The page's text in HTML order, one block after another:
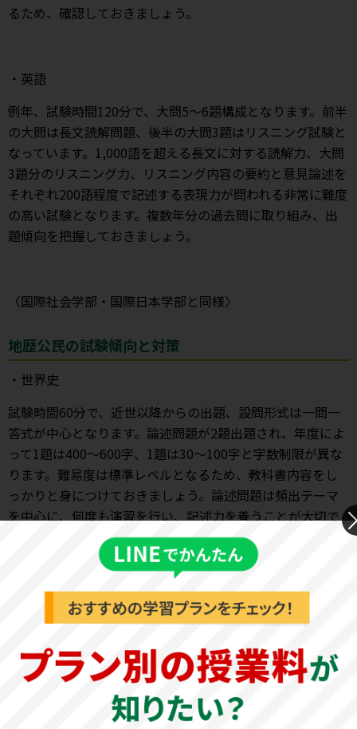
るため、確認しておきましょう。
・英語
例年、試験時間120分で、大問5～6題構成となります。前半
の大問は長文読解問題、後半の大問3題はリスニング試験と
なっています。1,000語を超える長文に対する読解力、大問
3題分のリスニング力、リスニング内容の要約と意見論述を
それぞれ200語程度で記述する表現力が問われる非常に難度
の高い試験となります。複数年分の過去問に取り組み、出
題傾向を把握しておきましょう。
〈国際社会学部・国際日本学部と同様〉
地歴公民の試験傾向と対策
・世界史
試験時間60分で、近世以降からの出題、設問形式は一問一
答式が中心となります。論述問題が2題出題され、年度によ
って1題は400～600字、1題は30～100字と字数制限が異な
ります。難易度は標準レベルとなるため、教科書内容をし
っかりと身につけておきましょう。論述問題は頻出テーマ
を中心に、何度も演習を行い、記述力を養うことが大切で
答式が中心となります。難易度は標準レベルとなるため、
基礎知識を身につけて確実に得点できるようにしましょ
う。また、400字と100字の論述問題が1題ずつ出題されま
す。過去問にも取り組み、頻出テーマの事象や歴史的背